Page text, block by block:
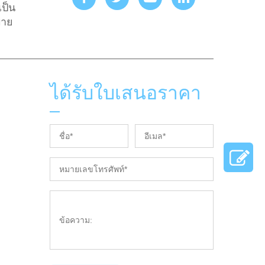
ป็น
ย
ได้รับใบเสนอราคา